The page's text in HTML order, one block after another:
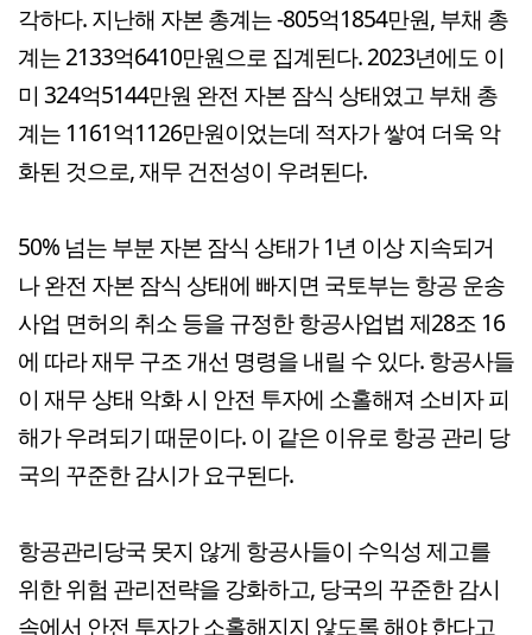
각하다. 지난해 자본 총계는 -805억1854만원, 부채 총
계는 2133억6410만원으로 집계된다. 2023년에도 이
미 324억5144만원 완전 자본 잠식 상태였고 부채 총
계는 1161억1126만원이었는데 적자가 쌓여 더욱 악
화된 것으로, 재무 건전성이 우려된다.
50% 넘는 부분 자본 잠식 상태가 1년 이상 지속되거
나 완전 자본 잠식 상태에 빠지면 국토부는 항공 운송
사업 면허의 취소 등을 규정한 항공사업법 제28조 16
에 따라 재무 구조 개선 명령을 내릴 수 있다. 항공사들
이 재무 상태 악화 시 안전 투자에 소홀해져 소비자 피
해가 우려되기 때문이다. 이 같은 이유로 항공 관리 당
국의 꾸준한 감시가 요구된다.
항공관리당국 못지 않게 항공사들이 수익성 제고를
위한 위험 관리전략을 강화하고, 당국의 꾸준한 감시
속에서 안전 투자가 소홀해지지 않도록 해야 한다고